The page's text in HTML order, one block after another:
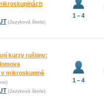
(Jazyková škola)
1 – 4
kurzy ruštiny:
v mikroskupině
(Jazyková škola)
1 – 4